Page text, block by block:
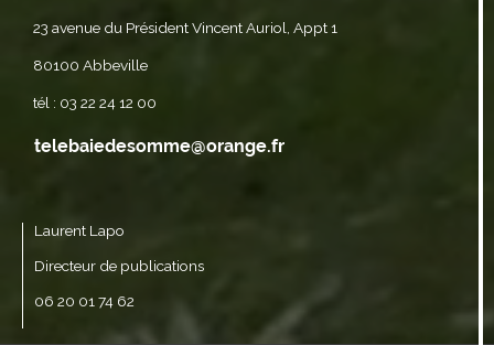
23 avenue du Président Vincent Auriol, Appt 1
80100 Abbeville
tél : 03 22 24 12 00
Laurent Lapo
Directeur de publications
06 20 01 74 62